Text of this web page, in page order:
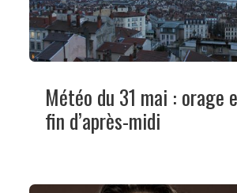
Météo du 31 mai : orage
fin d’après-midi